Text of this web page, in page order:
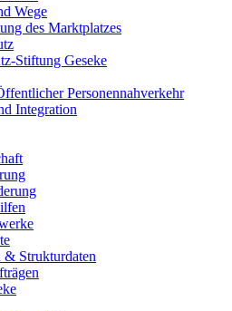
Wege
des Marktplatzes
Stiftung Geseke
Personennahverkehr
Integration
& Strukturdaten